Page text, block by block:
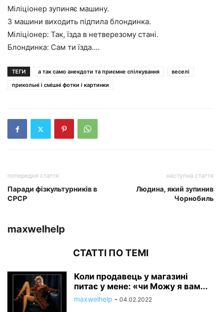
Міліціонер зупиняє машину.
З машини виходить підпила блондинка.
Міліціонер: Так, їзда в нетверезому стані.
Блондинка: Сам ти їзда….
ТЕГИ а так само анекдоти та приємне спілкування
веселі
прикольні і смішні фотки і картинки
попередня стаття
Паради фізкультурників в
СРСР
наступна стаття
Людина, який зупинив
Чорнобиль
maxwelhelp
СТАТТІ ПО ТЕМІ
Коли продавець у магазині
питає у мене: «чи Можу я вам...
maxwelhelp - 04.02.2022